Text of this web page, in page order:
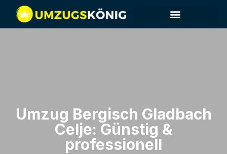
Umzug Bergisch Gladbach​
Celje: Günstig &
professionell​